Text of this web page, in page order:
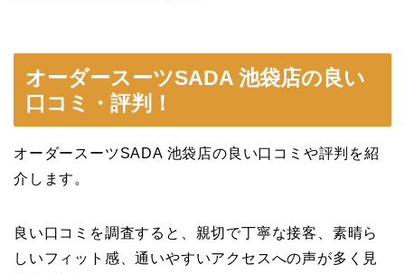
オーダースーツSADA 池袋店の良い
口コミ・評判！
オーダースーツSADA 池袋店の良い口コミや評判を紹
介します。
良い口コミを調査すると、親切で丁寧な接客、素晴ら
しいフィット感、通いやすいアクセスへの声が多く見